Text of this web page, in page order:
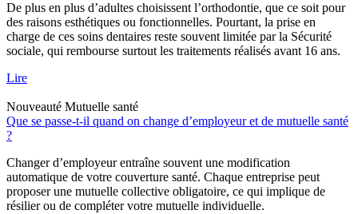
De plus en plus d’adultes choisissent l’orthodontie, que ce soit pour
des raisons esthétiques ou fonctionnelles. Pourtant, la prise en
charge de ces soins dentaires reste souvent limitée par la Sécurité
sociale, qui rembourse surtout les traitements réalisés avant 16 ans.
Lire
Nouveauté Mutuelle santé
Que se passe-t-il quand on change d’employeur et de mutuelle santé
?
Changer d’employeur entraîne souvent une modification
automatique de votre couverture santé. Chaque entreprise peut
proposer une mutuelle collective obligatoire, ce qui implique de
résilier ou de compléter votre mutuelle individuelle.